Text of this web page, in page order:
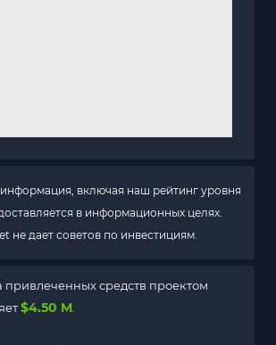
включая наш рейтинг уровня
в информационных целях.
не дает советов по инвестициям.
средств проектом
$4.50 M